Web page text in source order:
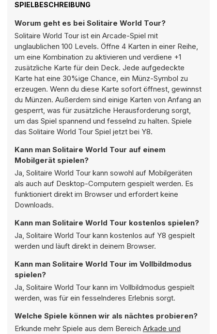
SPIELBESCHREIBUNG
Worum geht es bei Solitaire World Tour?
Solitaire World Tour ist ein Arcade-Spiel mit
unglaublichen 100 Levels. Öffne 4 Karten in einer Reihe,
um eine Kombination zu aktivieren und verdiene +1
zusätzliche Karte für dein Deck. Jede aufgedeckte
Karte hat eine 30%ige Chance, ein Münz-Symbol zu
erzeugen. Wenn du diese Karte sofort öffnest, gewinnst
du Münzen. Außerdem sind einige Karten von Anfang an
gesperrt, was für zusätzliche Herausforderung sorgt,
um das Spiel spannend und fesselnd zu halten. Spiele
das Solitaire World Tour Spiel jetzt bei Y8.
Kann man Solitaire World Tour auf einem
Mobilgerät spielen?
Ja, Solitaire World Tour kann sowohl auf Mobilgeräten
als auch auf Desktop-Computern gespielt werden. Es
funktioniert direkt im Browser und erfordert keine
Downloads.
Kann man Solitaire World Tour kostenlos spielen?
Ja, Solitaire World Tour kann kostenlos auf Y8 gespielt
werden und läuft direkt in deinem Browser.
Kann man Solitaire World Tour im Vollbildmodus
spielen?
Ja, Solitaire World Tour kann im Vollbildmodus gespielt
werden, was für ein fesselnderes Erlebnis sorgt.
Welche Spiele können wir als nächtes probieren?
Erkunde mehr Spiele aus dem Bereich Arkade und